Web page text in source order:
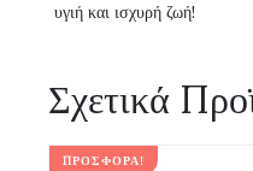
υγιή και ισχυρή ζωή!
Σχετικά
ΠΡΟΣΦΟΡΆ!